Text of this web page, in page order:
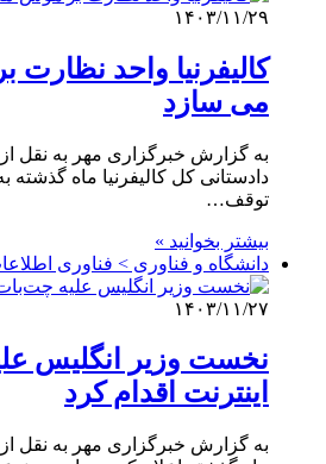
۱۴۰۳/۱۱/۲۹
کالیفرنیا واحد
می سازد
به گزارش خبرگزاری مهر به نقل از
دادستانی کل کالیفرنیا ماه
توقف…
بیشتر بخوانید »
دانشگاه و فناوری > فناوری
۱۴۰۳/۱۱/۲۷
نخست وزیر انگلیس
اینترنت اقدام کرد
به گزارش خبرگزاری مهر به نقل